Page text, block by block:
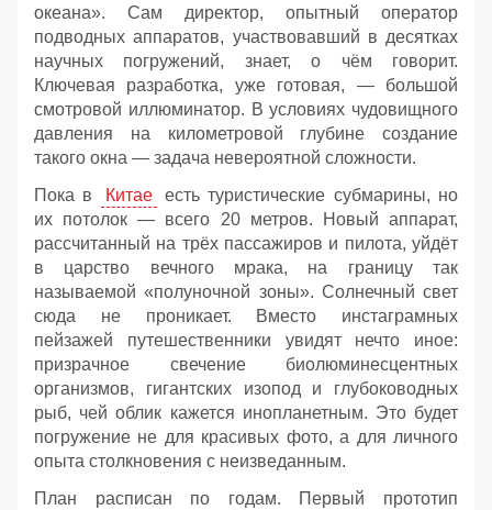
океана». Сам директор, опытный оператор
подводных аппаратов, участвовавший в десятках
научных погружений, знает, о чём говорит.
Ключевая разработка, уже готовая, — большой
смотровой иллюминатор. В условиях чудовищного
давления на километровой глубине создание
такого окна — задача невероятной сложности.
Пока в
Китае
есть туристические субмарины, но
их потолок — всего 20 метров. Новый аппарат,
рассчитанный на трёх пассажиров и пилота, уйдёт
в царство вечного мрака, на границу так
называемой «полуночной зоны». Солнечный свет
сюда не проникает. Вместо инстаграмных
пейзажей путешественники увидят нечто иное:
призрачное свечение биолюминесцентных
организмов, гигантских изопод и глубоководных
рыб, чей облик кажется инопланетным. Это будет
погружение не для красивых фото, а для личного
опыта столкновения с неизведанным.
План расписан по годам. Первый прототип